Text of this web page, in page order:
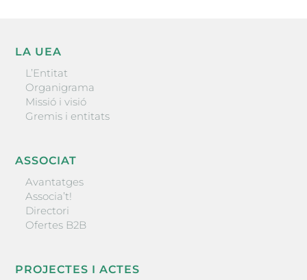
LA UEA
L’Entitat
Organigrama
Missió i visió
Gremis i entitats
ASSOCIAT
Avantatges
Associa’t!
Directori
Ofertes B2B
PROJECTES I ACTES